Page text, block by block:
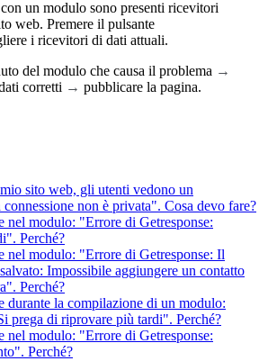
un modulo sono presenti ricevitori
web. Premere il pulsante
i ricevitori di dati attuali.
del modulo che causa il problema →
corretti → pubblicare la pagina.
sito web, gli utenti vedono un
non è privata". Cosa devo fare?
nel modulo: "Errore di Getresponse:
Perché?
nel modulo: "Errore di Getresponse: Il
Impossibile aggiungere un contatto
Perché?
durante la compilazione di un modulo:
prega di riprovare più tardi". Perché?
nel modulo: "Errore di Getresponse:
Perché?